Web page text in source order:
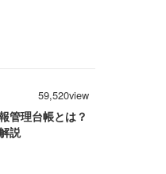
59,520view
管理台帳とは？
説